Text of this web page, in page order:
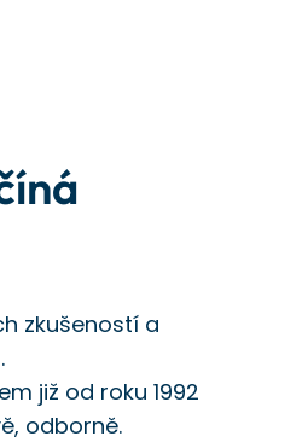
zkušeností a
již od roku 1992
odborně.